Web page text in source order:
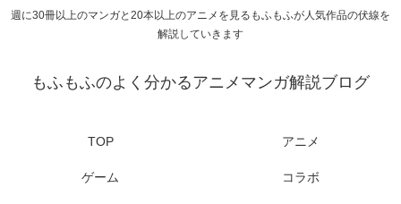
週に30冊以上のマンガと20本以上のアニメを見るもふもふが人気作品の伏線を
解説していきます
もふもふのよく分かるアニメマンガ解説ブログ
TOP アニメ
ゲーム コラボ